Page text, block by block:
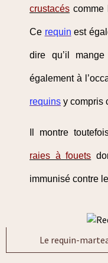
crustacés comme
Ce requin est
dire qu’il
également à
requins y compris
Il montre
raies à fouets
immunisé contre
Le requin-